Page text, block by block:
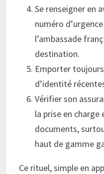
Se renseigner en
numéro
l’ambassade
destination.
Emporter
d’identité
Vérifier son
la prise en charge
documents,
haut de gamme
Ce rituel, simple en